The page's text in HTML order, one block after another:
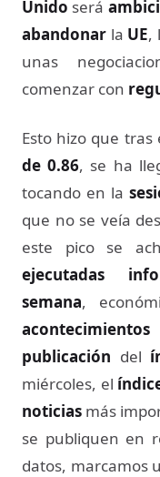
Unido será
abandonar la UE,
unas
comenzar con
Esto hizo que
de 0.86, se ha
tocando en la
que no se veía
este pico se
ejecutadas
semana,
acontecimientos
publicación del
miércoles, el
noticias más
se publiquen en
datos, marcamos